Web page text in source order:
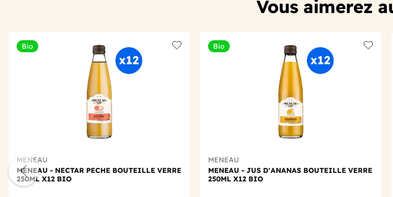
Vous aimerez
Bio
Add to wishlist
MENEAU
MENEAU - NECTAR PECHE BOUTEILLE VERRE
250ML X12 BIO
Bio
Add to
MENEAU
MENEAU - JUS D'ANANAS BOUTEILLE VERRE
250ML X12 BIO